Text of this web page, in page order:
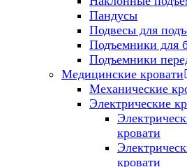
Пандусы
Подвесы для
Подъемники для
Подъемники
Медицинские кровати
Механические
Электрические
кровати
кровати